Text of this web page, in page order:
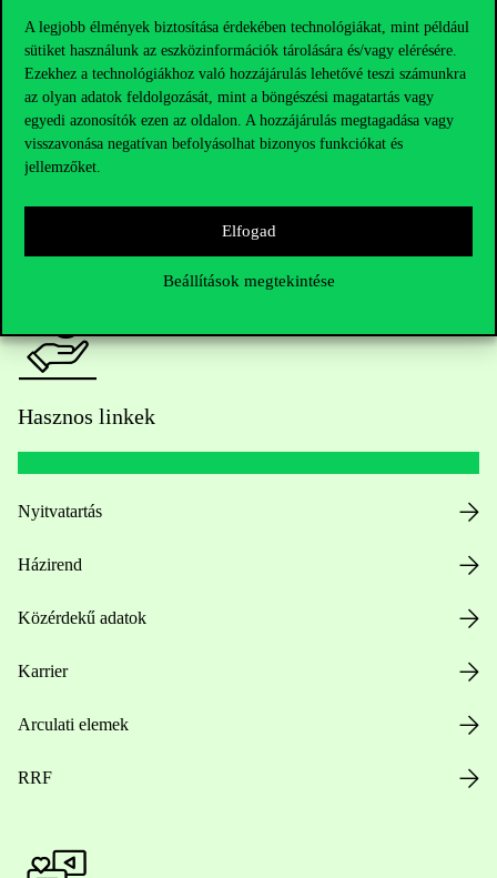
A legjobb élmények biztosítása érdekében technológiákat, mint például
sütiket használunk az eszközinformációk tárolására és/vagy elérésére.
Ezekhez a technológiákhoz való hozzájárulás lehetővé teszi számunkra
az olyan adatok feldolgozását, mint a böngészési magatartás vagy
egyedi azonosítók ezen az oldalon. A hozzájárulás megtagadása vagy
visszavonása negatívan befolyásolhat bizonyos funkciókat és
jellemzőket.
Elfogad
Beállítások megtekintése
Telefonszám: +36 1 482 5000
Kérdésed van a felvételivel kapcsolatban?
Oktatói elérhetőségek
HUB jelenlegi hallgatóinknak
press@uni-corvinus.hu
Hasznos linkek
Nyitvatartás
Házirend
Közérdekű adatok
Karrier
Arculati elemek
RRF